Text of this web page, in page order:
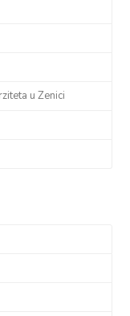
u Zenici